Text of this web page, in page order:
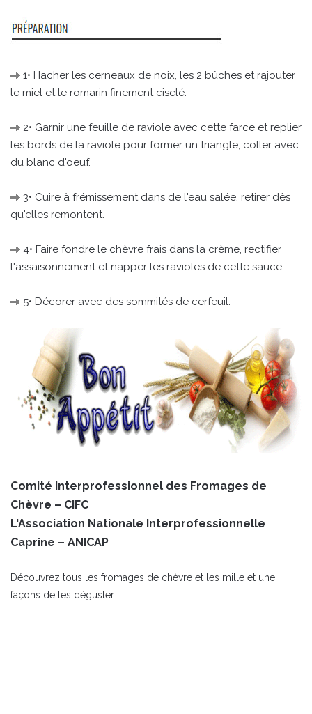
1• Hacher les cerneaux de noix, les 2 bûches et rajouter
le miel et le romarin finement ciselé.
2• Garnir une feuille de raviole avec cette farce et replier
les bords de la raviole pour former un triangle, coller avec
du blanc d'oeuf.
3• Cuire à frémissement dans de l'eau salée, retirer dès
qu'elles remontent.
4• Faire fondre le chèvre frais dans la crème, rectifier
l'assaisonnement et napper les ravioles de cette sauce.
5• Décorer avec des sommités de cerfeuil.
Comité Interprofessionnel des Fromages de
Chèvre – CIFC
L'Association Nationale Interprofessionnelle
Caprine – ANICAP
Découvrez tous les fromages de chèvre et les mille et une
façons de les déguster !